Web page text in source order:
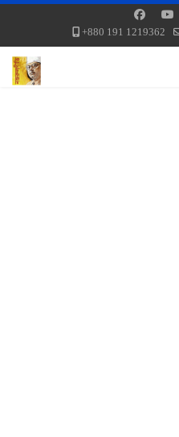
+880 191 1219362